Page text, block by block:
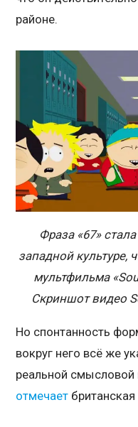
районе.
Фраза «67»
западной культуре,
мультфильма
Скриншот видео
Но спонтанность
вокруг него всё же
реальной смысловой
отмечает британская